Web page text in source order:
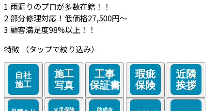
1 雨漏りのプロが多数在籍！！
2部分修理対応！低価格27,500円～
3 顧客満足度98%以上！！
特徴
（タップで絞り込み）